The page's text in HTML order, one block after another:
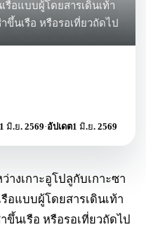
รือแบบผู้โดยสารเดินเท้า
ขึ้นเรือ หรือรอเที่ยวถัดไป
1 มิ.ย. 2569·อัปเดต1 มิ.ย. 2569
งเกาะอูโปลูกับเกาะซา
อแบบผู้โดยสารเดินเท้า
ขึ้นเรือ หรือรอเที่ยวถัดไป